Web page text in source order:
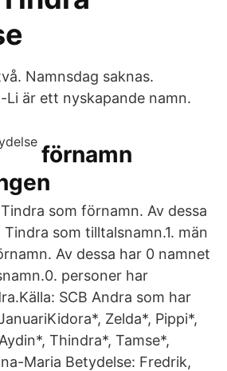
Namnsdag saknas.
Li är ett nyskapande namn.
förnamn
som förnamn. Av dessa
som tilltalsnamn.1. män
Av dessa har 0 namnet
personer har
SCB Andra som har
Zelda*, Pippi*,
Thindra*, Tamse*,
Maria Betydelse: Fredrik,